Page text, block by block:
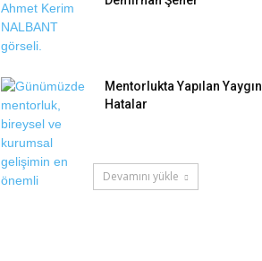
Mentorlukta Yapılan Yaygın
Hatalar
Devamını yükle